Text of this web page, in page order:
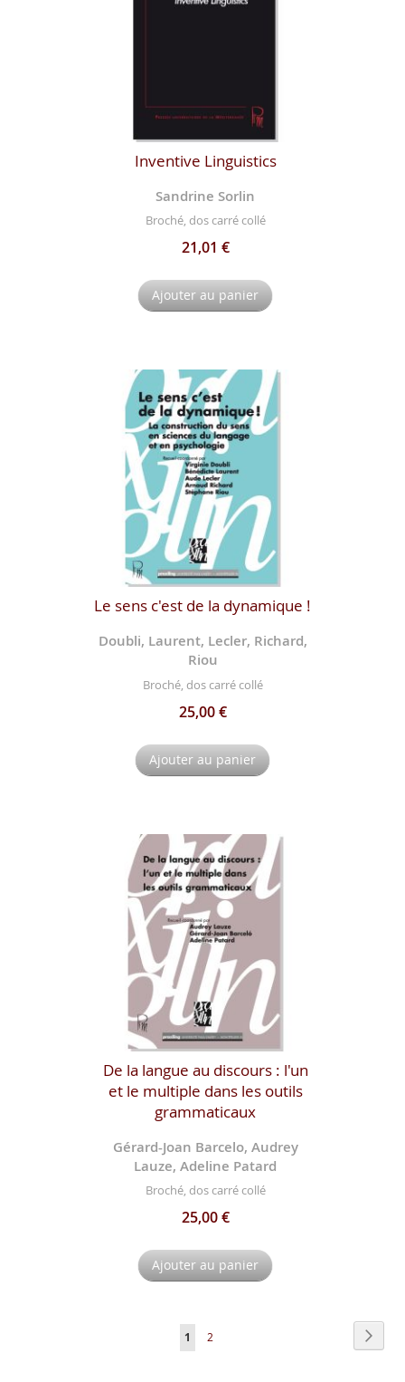
Inventive Linguistics
Sandrine Sorlin
Broché, dos carré collé
21,01 €
Ajouter au panier
Le sens c'est de la dynamique !
Doubli, Laurent, Lecler, Richard,
Riou
Broché, dos carré collé
25,00 €
Ajouter au panier
De la langue au discours : l'un
et le multiple dans les outils
grammaticaux
Gérard-Joan Barcelo, Audrey
Lauze, Adeline Patard
Broché, dos carré collé
25,00 €
Ajouter au panier
Page
Vous
1 Page
2